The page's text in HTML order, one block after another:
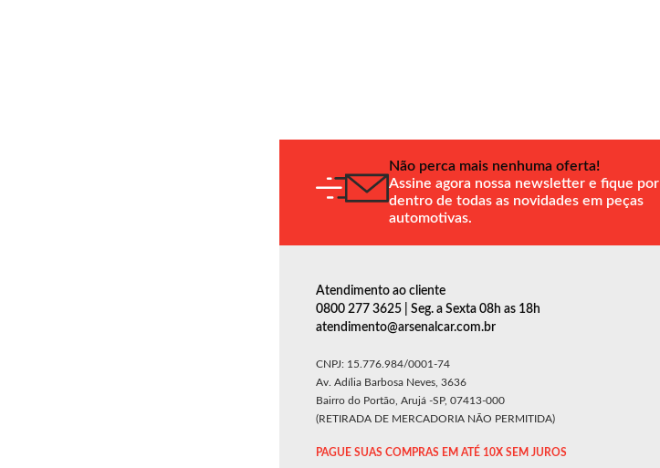
Não perca mais nenhuma oferta!
Assine agora nossa newsletter e fique por
dentro de todas as novidades em peças
automotivas.
Atendimento ao cliente
0800 277 3625 | Seg. a Sexta 08h as 18h
atendimento@arsenalcar.com.br
CNPJ: 15.776.984/0001-74
Av. Adília Barbosa Neves, 3636
Bairro do Portão, Arujá -SP, 07413-000
(RETIRADA DE MERCADORIA NÃO PERMITIDA)
PAGUE SUAS COMPRAS EM ATÉ 10X SEM JUROS